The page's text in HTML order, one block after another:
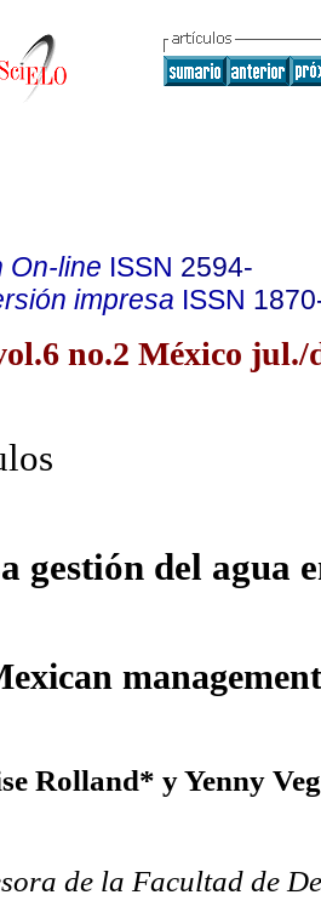
On-line ISSN 2594-
impresa ISSN
no.2 México jul./
gestión del agua
Rolland* y Yenny
de la Facultad de